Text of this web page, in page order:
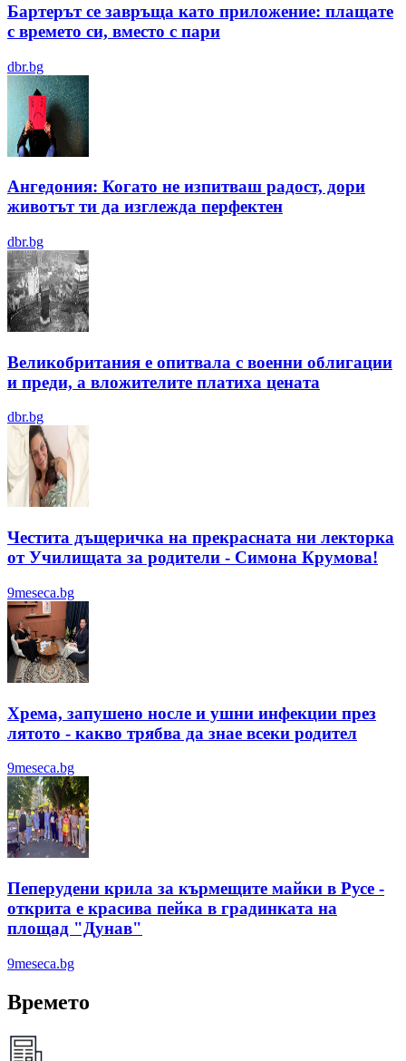
Бартерът се завръща като приложение: плащате
с времето си, вместо с пари
dbr.bg
Ангедония: Когато не изпитваш радост, дори
животът ти да изглежда перфектен
dbr.bg
Великобритания е опитвала с военни облигации
и преди, а вложителите платиха цената
dbr.bg
Честита дъщеричка на прекрасната ни лекторка
от Училищата за родители - Симона Крумова!
9meseca.bg
Хрема, запушено носле и ушни инфекции през
лятотo - какво трябва да знае всеки родител
9meseca.bg
Пеперудени крила за кърмещите майки в Русе -
открита е красива пейка в градинката на
площад "Дунав"
9meseca.bg
Времето